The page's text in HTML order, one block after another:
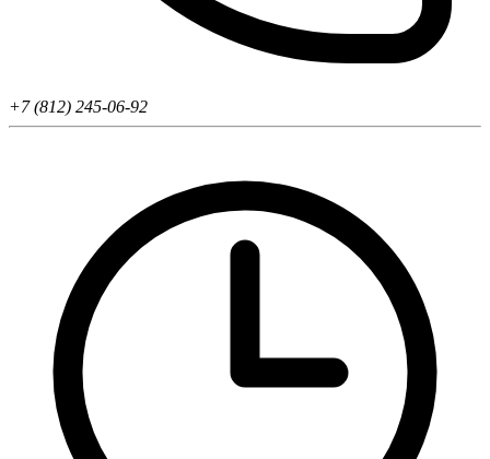
+7 (812) 245-06-92